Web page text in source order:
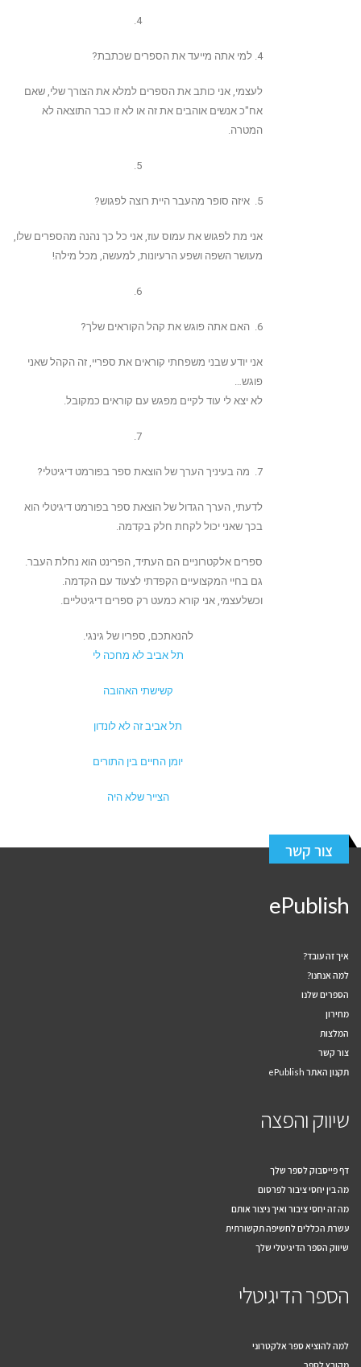
4.
4. למי אתה מייעד את הספרים שכתבת?
לעצמי, אני כותב את הספרים למלא את הצורך שלי, שאם
אח"כ אנשים אוהבים את זה או לא זו כבר התוצאה לא
המטרה.
5.
5. איזה סופר מהעבר היית רוצה לפגוש?
אני מת לפגוש את עמוס עוז, אני כל כך נהנה מהספרים שלו,
מעושר השפה ושפע הרעיונות, למעשה, מכל מילה!
6.
6. האם אתה פוגש את קהל הקוראים שלך?
אני יודע שבני משפחתי קוראים את ספריי, זה הקהל שאני
פוגש…
לא יצא לי עוד לקיים מפגש עם קוראים כמקובל.
7.
7. מה בעיניך הערך של הוצאת ספר בפורמט דיגיטלי?
לדעתי, הערך הגדול של הוצאת ספר בפורמט דיגיטלי הוא
בכך שאני יכול לקחת חלק בקדמה.
ספרים אלקטרוניים הם העתיד, הפרינט הוא נחלת העבר.
גם בחיי המקצועיים הקפדתי לצעוד עם הקדמה.
וכשלעצמי, אני קורא כמעט רק ספרים דיגיטליים.
להנאתכם, ספריו של גינגי.
תל אביב לא מחכה לי
קשישתי האהובה
תל אביב זה לא לונדון
יומן החיים בין התורים
הצייר שלא היה
צור קשר
ePublish
איך זה עובד?
למה אנחנו?
הספרים שלנו
מחירון
המלצות
צור קשר
תקנון האתר ePublish
שיווק והפצה
דף פייסבוק לספר שלך
מה בין יחסי ציבור לפרסום
מה זה יחסי ציבור ואיך ניצור אותם
עשרת הכללים לחשיפה תקשורתית
שיווק הספר הדיגיטלי שלך
הספר הדיגיטלי
למה להוציא ספר אלקטרוני